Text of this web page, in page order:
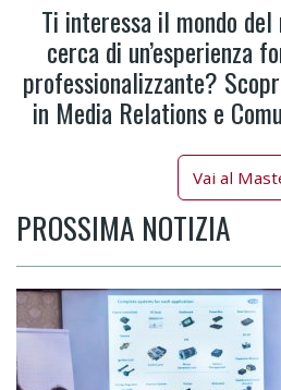
Ti interessa il mondo
cerca di un’esperienza
professionalizzante?
in Media Relations e
Vai al
PROSSIMA NOTIZIA